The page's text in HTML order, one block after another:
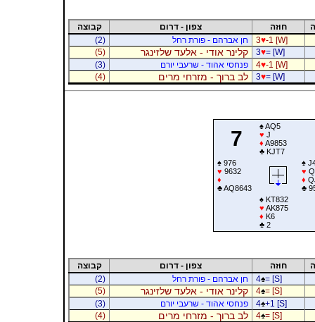
חוזה צפון - דרום
קבוצה
3♥-1 [W] חן אברהם - פורת רחל
(2)
3♥= [W] קלינר אודי - אלעד שלזינגר
(5)
4♥-1 [W] פנחסי אהוד - שרעבי יורם
(3)
3♥= [W] לב ברוך - מזרחי מרים (4)
7
♠AQ5
♥ J
♦ A9853
♣KJT7
♠976
♥ 9632
♦
♣AQ8643
♠
♥
♦
♣
♠KT832
♥ AK875
♦ K6
♣2
חוזה צפון - דרום
קבוצה
4♠= [S] חן אברהם - פורת רחל
(2)
4♠= [S] קלינר אודי - אלעד שלזינגר
(5)
4♠+1 [S] פנחסי אהוד - שרעבי יורם
(3)
4♠= [S] לב ברוך - מזרחי מרים (4)